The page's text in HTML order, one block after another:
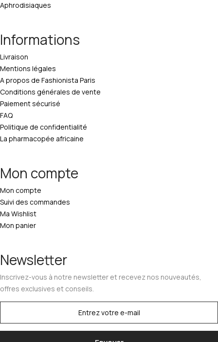
Aphrodisiaques
Informations
Livraison
Mentions légales
A propos de Fashionista Paris
Conditions générales de vente
Paiement sécurisé
FAQ
Politique de confidentialité
La pharmacopée africaine
Mon compte
Mon compte
Suivi des commandes
Ma Wishlist
Mon panier
Newsletter
Inscrivez-vous à notre newsletter et recevez nos nouveautés,
offres exclusives et conseils.